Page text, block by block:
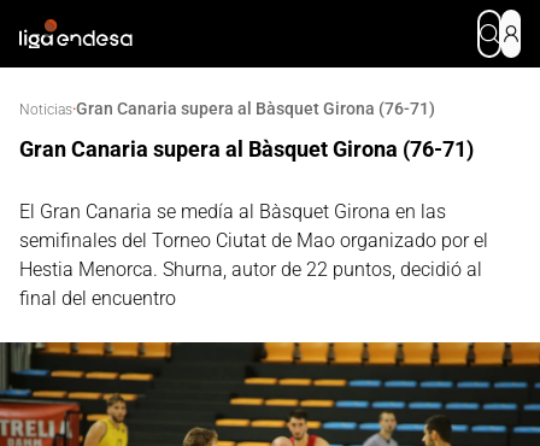
Noticias·Gran Canaria supera al Bàsquet Girona (76-71)
Gran Canaria supera al Bàsquet Girona (76-71)
El Gran Canaria se medía al Bàsquet Girona en las
semifinales del Torneo Ciutat de Mao organizado por el
Hestia Menorca. Shurna, autor de 22 puntos, decidió al
final del encuentro